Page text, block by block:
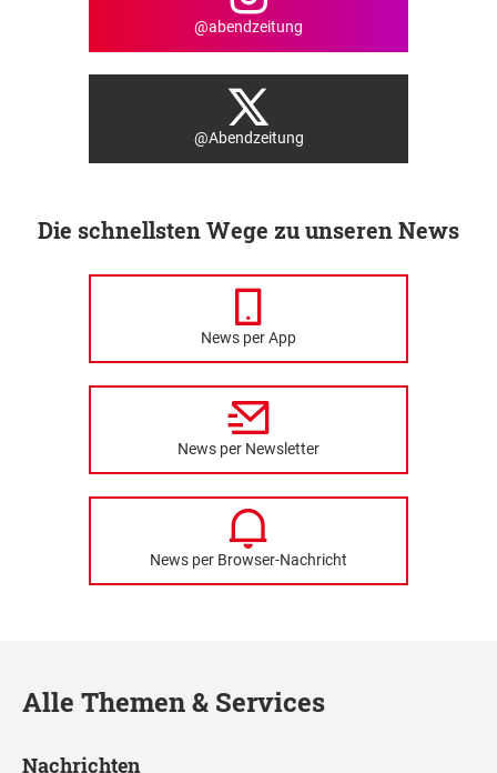
@abendzeitung
@Abendzeitung
Die schnellsten Wege zu unseren News
News per App
News per Newsletter
News per Browser-Nachricht
Alle Themen & Services
Nachrichten